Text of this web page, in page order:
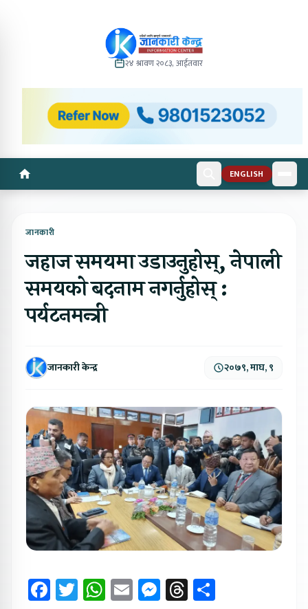
२४ श्रावण २०८३, आईतवार
ENGLISH
जानकारी
जहाज समयमा उडाउनुहोस्, नेपाली
समयको बदनाम नगर्नुहोस् :
पर्यटनमन्त्री
जानकारी केन्द्र २०७९, माघ, ९
Facebook
Twitter
WhatsApp
EmailMessenger
Threads